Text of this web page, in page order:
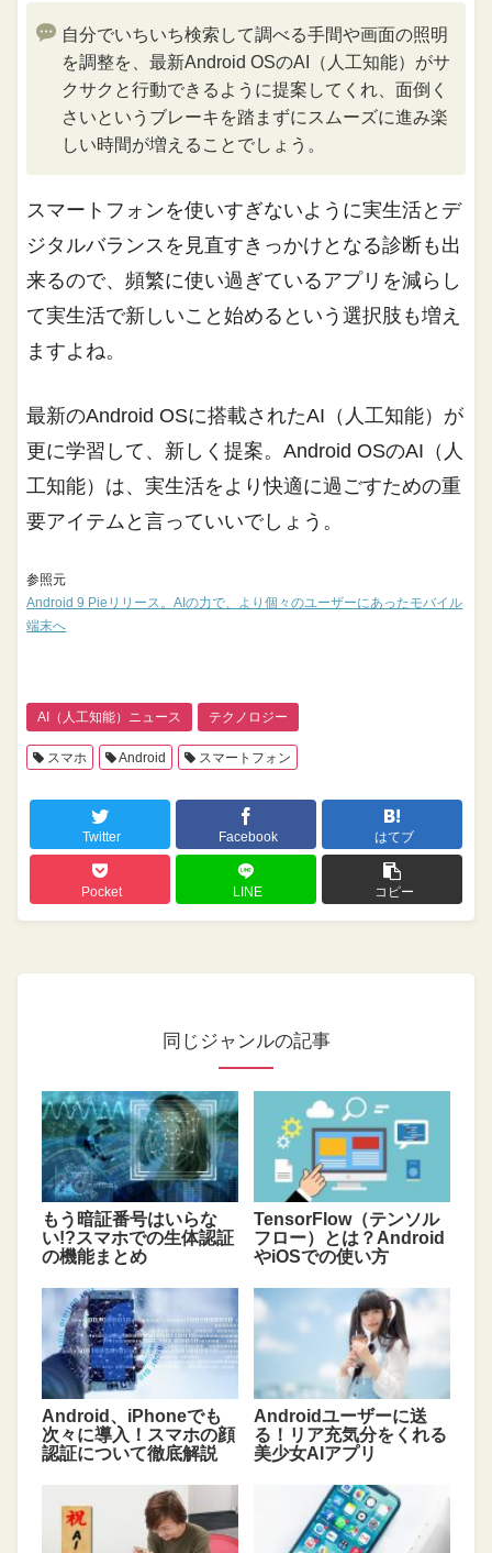
自分でいちいち検索して調べる手間や画面の照明
を調整を、最新Android OSのAI（人工知能）がサ
クサクと行動できるように提案してくれ、面倒く
さいというブレーキを踏まずにスムーズに進み楽
しい時間が増えることでしょう。
スマートフォンを使いすぎないように実生活とデ
ジタルバランスを見直すきっかけとなる診断も出
来るので、頻繁に使い過ぎているアプリを減らし
て実生活で新しいこと始めるという選択肢も増え
ますよね。
最新のAndroid OSに搭載されたAI（人工知能）が
更に学習して、新しく提案。Android OSのAI（人
工知能）は、実生活をより快適に過ごすための重
要アイテムと言っていいでしょう。
参照元
Android 9 Pieリリース。AIの力で、より個々のユーザーにあったモバイル
端末へ
AI（人工知能）ニュース テクノロジー
スマホ Android スマートフォン
Twitter Facebook はてブ
Pocket LINE コピー
同じジャンルの記事
もう暗証番号はいらな
い!?スマホでの生体認証
の機能まとめ
TensorFlow（テンソル
フロー）とは？Android
やiOSでの使い方
Android、iPhoneでも
次々に導入！スマホの顔
認証について徹底解説
Androidユーザーに送
る！リア充気分をくれる
美少女AIアプリ